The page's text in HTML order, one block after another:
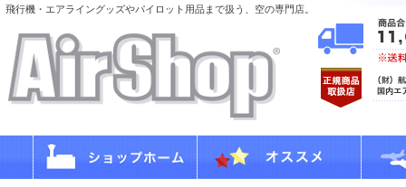
飛行機・エアライングッズやパイロット用品まで扱う、空の専門店。